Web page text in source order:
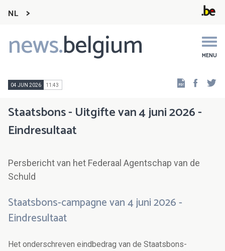
NL
news.belgium MENU
Main
navigation
04 JUN 2026 11:43
Staatsbons - Uitgifte van 4 juni 2026 -
Eindresultaat
Persbericht van het Federaal Agentschap van de
Schuld
Staatsbons-campagne van 4 juni 2026 -
Eindresultaat
Het onderschreven eindbedrag van de Staatsbons-